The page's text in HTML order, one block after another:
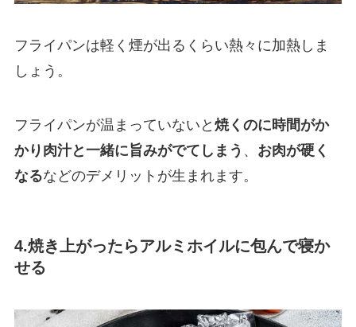
フライパンは軽く煙が出るくらい熱々に加熱しま
しょう。
フライパンが温まっていないと 焼くのに時間がか
かり肉汁と一緒に旨みがでてしまう 、 お肉が硬く
なるなどのデメリットが生まれます。
4.焼き上がったらアルミホイルに包んで寝か
せる